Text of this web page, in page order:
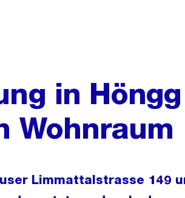
in
Wohnraum
Limmattalstrasse 149